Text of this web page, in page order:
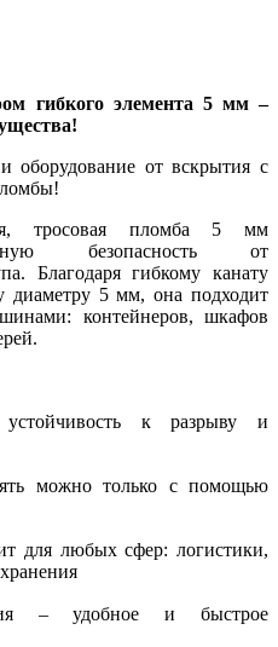
гибкого элемента 5 мм –
оборудование от вскрытия с
тросовая пломба 5 мм
безопасность от
Благодаря гибкому канату
5 мм, она подходит
контейнеров, шкафов
к разрыву и
можно только с помощью
для любых сфер: логистики,
– удобное и быстрое